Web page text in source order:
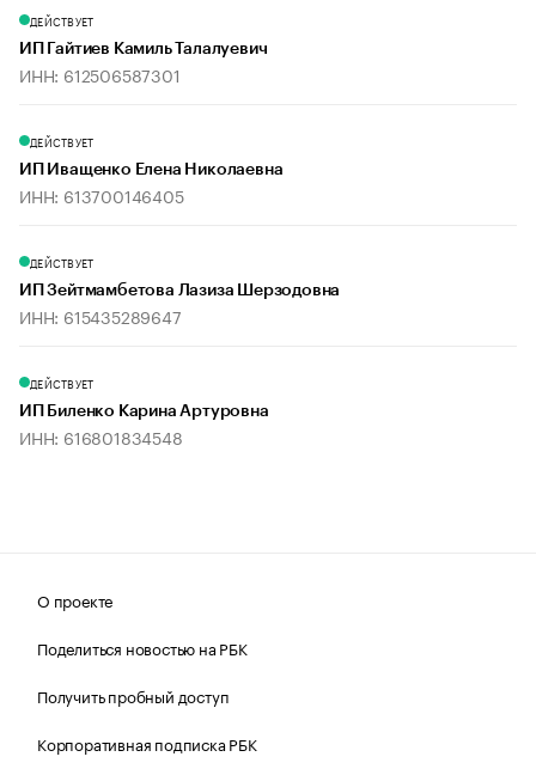
ДЕЙСТВУЕТ
ИП Гайтиев Камиль Талалуевич
ИНН: 612506587301
ДЕЙСТВУЕТ
ИП Иващенко Елена Николаевна
ИНН: 613700146405
ДЕЙСТВУЕТ
ИП Зейтмамбетова Лазиза Шерзодовна
ИНН: 615435289647
ДЕЙСТВУЕТ
ИП Биленко Карина Артуровна
ИНН: 616801834548
О проекте
Поделиться новостью на РБК
Получить пробный доступ
Корпоративная подписка РБК